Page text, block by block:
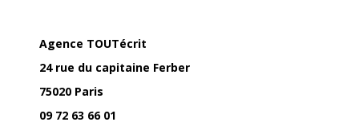
Agence TOUTécrit
24 rue du capitaine Ferber
75020 Paris
09 72 63 66 01